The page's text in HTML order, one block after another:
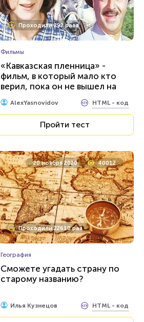
Проходили 292 раза
Фильмы
«Кавказская пленница» -
фильм, в который мало кто
верил, пока он не вышел на
экраны
AlexYasnovidov HTML - код
Пройти тест
20 ноября 2020 40012
Проходили 22610 раз
География
Сможете угадать страну по
старому названию?
Илья Кузнецов HTML - код